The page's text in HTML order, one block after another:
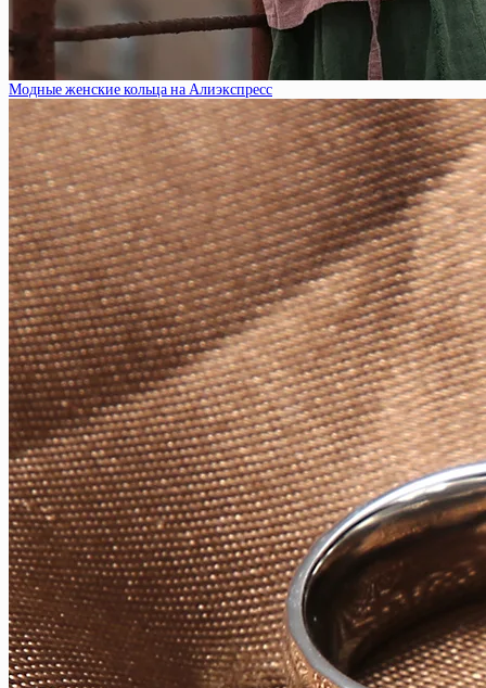
Модные женские кольца на Алиэкспресс